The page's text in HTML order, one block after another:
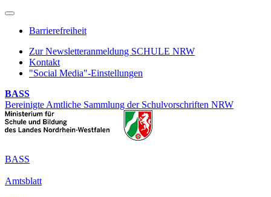
Barrierefreiheit
Zur Newsletteranmeldung SCHULE NRW
Kontakt
"Social Media"-Einstellungen
BASS
Bereinigte Amtliche Sammlung der Schulvorschriften NRW
BASS
Amtsblatt